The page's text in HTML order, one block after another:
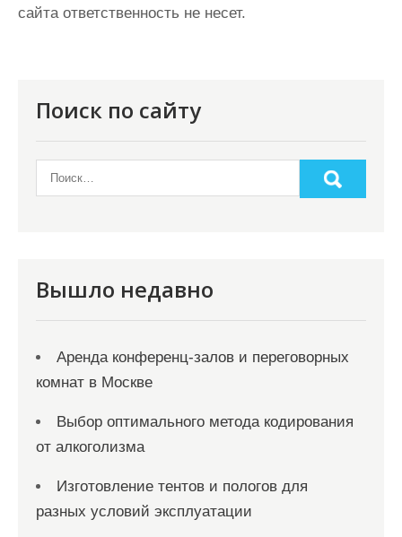
сайта ответственность не несет.
Поиск по сайту
Вышло недавно
Аренда конференц-залов и переговорных
комнат в Москве
Выбор оптимального метода кодирования
от алкоголизма
Изготовление тентов и пологов для
разных условий эксплуатации